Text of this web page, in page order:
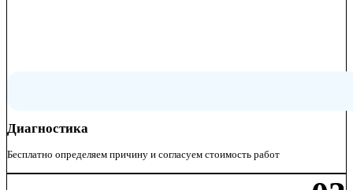
Диагностика
Бесплатно определяем причину и согласуем стоимость работ